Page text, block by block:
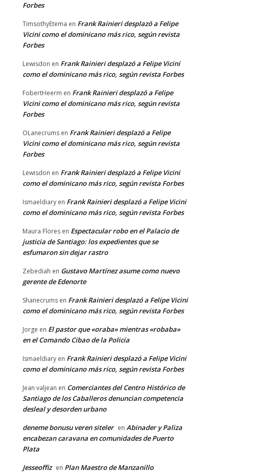
Forbes
TimsothyEtema en Frank Rainieri desplazó a Felipe
Vicini como el dominicano más rico, según revista
Forbes
Lewisdon en Frank Rainieri desplazó a Felipe Vicini
como el dominicano más rico, según revista Forbes
FobertHeerm en Frank Rainieri desplazó a Felipe
Vicini como el dominicano más rico, según revista
Forbes
OLanecrums en Frank Rainieri desplazó a Felipe
Vicini como el dominicano más rico, según revista
Forbes
Lewisdon en Frank Rainieri desplazó a Felipe Vicini
como el dominicano más rico, según revista Forbes
Ismaeldiary en Frank Rainieri desplazó a Felipe Vicini
como el dominicano más rico, según revista Forbes
Maura Flores en Espectacular robo en el Palacio de
justicia de Santiago: los expedientes que se
esfumaron sin dejar rastro
Zebediah en Gustavo Martínez asume como nuevo
gerente de Edenorte
Shanecrums en Frank Rainieri desplazó a Felipe Vicini
como el dominicano más rico, según revista Forbes
Jorge en El pastor que «oraba» mientras «robaba»
en el Comando Cibao de la Policía
Ismaeldiary en Frank Rainieri desplazó a Felipe Vicini
como el dominicano más rico, según revista Forbes
Jean valjean en Comerciantes del Centro Histórico de
Santiago de los Caballeros denuncian competencia
desleal y desorden urbano
deneme bonusu veren siteler en Abinader y Paliza
encabezan caravana en comunidades de Puerto
Plata
Jesseoffiz en Plan Maestro de Manzanillo